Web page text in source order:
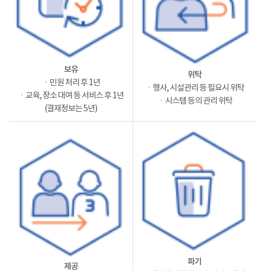
보유
ㆍ민원 처리 후 1년
ㆍ교육, 장소 대여 등 서비스 후 1년
(결재정보는 5년)
위탁
ㆍ행사, 시설관리 등 필요시 위탁
ㆍ시스템 등의 관리 위탁
제공
파기